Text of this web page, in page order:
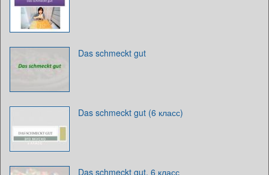
Das schmeckt gut
Das schmeckt gut (6 класс)
Das schmeckt gut. 6 класс